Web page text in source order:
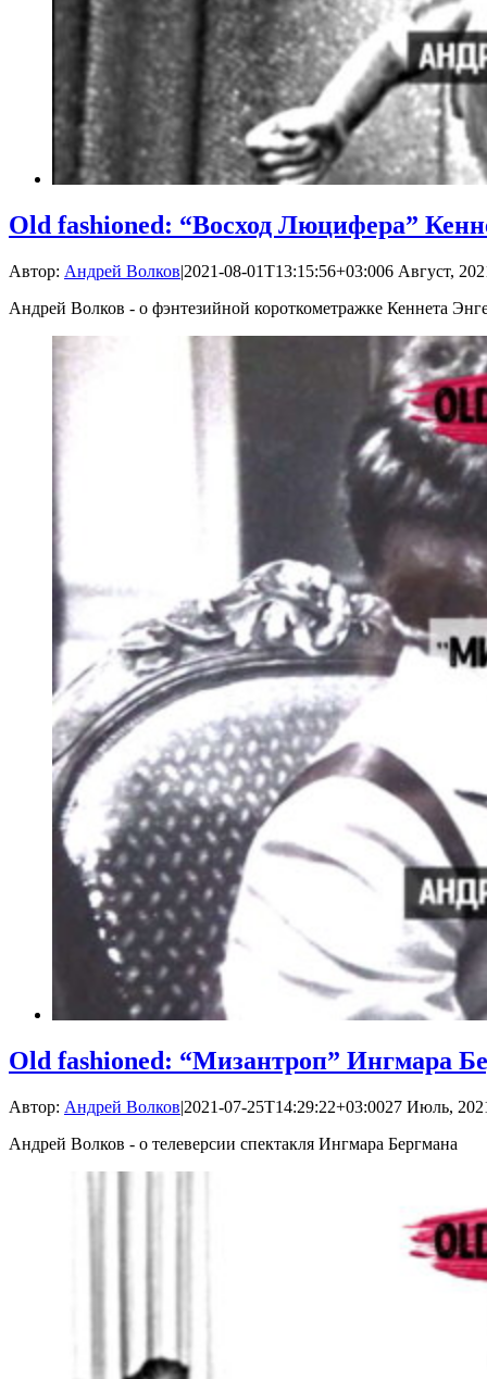
Old fashioned: “Восход Люцифера”
Автор: Андрей Волков|2021-08-01T13:15:56+03:006 Август,
Андрей Волков - о фэнтезийной короткометражке Кеннета
Old fashioned: “Мизантроп” Ингмара
Автор: Андрей Волков|2021-07-25T14:29:22+03:0027 Июль,
Андрей Волков - о телеверсии спектакля Ингмара Бергмана